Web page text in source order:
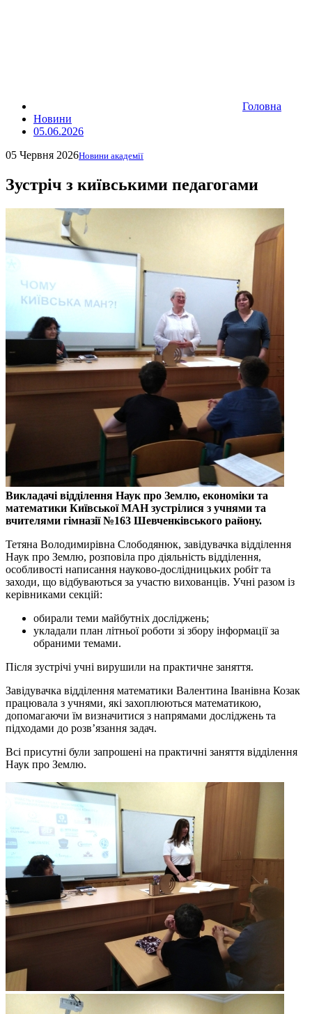
Головна
Новини
05.06.2026
05 Червня 2026Новини академії
Зустріч з київськими педагогами
Викладачі відділення Наук про Землю, економіки та
математики Київської МАН зустрілися з учнями та
вчителями гімназії №163 Шевченківського району.
Тетяна Володимирівна Слободянюк, завідувачка відділення
Наук про Землю, розповіла про діяльність відділення,
особливості написання науково-дослідницьких робіт та
заходи, що відбуваються за участю вихованців. Учні разом із
керівниками секцій:
обирали теми майбутніх досліджень;
укладали план літньої роботи зі збору інформації за
обраними темами.
Після зустрічі учні вирушили на практичне заняття.
Завідувачка відділення математики Валентина Іванівна Козак
працювала з учнями, які захоплюються математикою,
допомагаючи їм визначитися з напрямами досліджень та
підходами до розв’язання задач.
Всі присутні були запрошені на практичні заняття відділення
Наук про Землю.